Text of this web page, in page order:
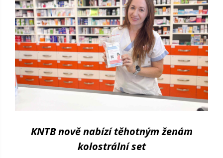
KNTB nově nabízí těhotným ženám
kolostrální set